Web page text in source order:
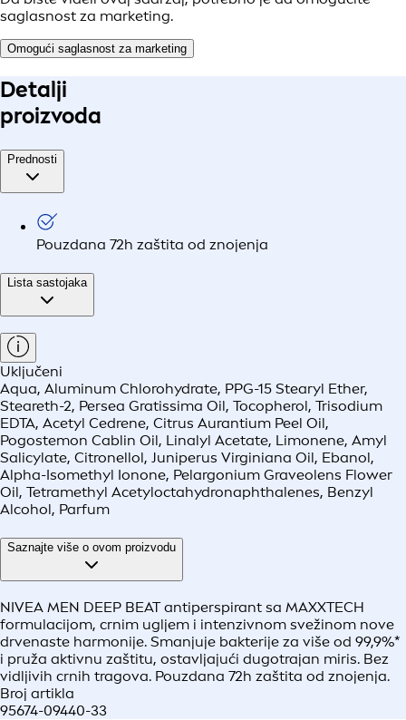
saglasnost za marketing.
Omogući saglasnost za marketing
Detalji
proizvoda
Prednosti
Pouzdana 72h zaštita od znojenja
Lista sastojaka
Uključeni
Aqua, Aluminum Chlorohydrate, PPG-15 Stearyl Ether,
Steareth-2, Persea Gratissima Oil, Tocopherol, Trisodium
EDTA, Acetyl Cedrene, Citrus Aurantium Peel Oil,
Pogostemon Cablin Oil, Linalyl Acetate, Limonene, Amyl
Salicylate, Citronellol, Juniperus Virginiana Oil, Ebanol,
Alpha-Isomethyl Ionone, Pelargonium Graveolens Flower
Oil, Tetramethyl Acetyloctahydronaphthalenes, Benzyl
Alcohol, Parfum
Saznajte više o ovom proizvodu
NIVEA MEN DEEP BEAT antiperspirant sa MAXXTECH
formulacijom, crnim ugljem i intenzivnom svežinom nove
drvenaste harmonije. Smanjuje bakterije za više od 99,9%*
i pruža aktivnu zaštitu, ostavljajući dugotrajan miris. Bez
vidljivih crnih tragova. Pouzdana 72h zaštita od znojenja.
Broj artikla
95674-09440-33